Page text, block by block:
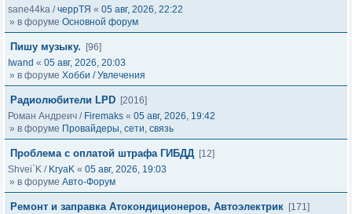
sane44ka /черрТЯ « 05 авг, 2026, 22:22
» в форуме Основной форум
Пишу музыку.
[96]
Iwand « 05 авг, 2026, 20:03
» в форуме Хобби / Увлечения
Радиолюбители LPD [2016]
Роман Андреич / Firemaks « 05 авг, 2026, 19:42
» в форуме Провайдеры, сети, связь
Проблема с оплатой штрафа ГИБДД [12]
Shvei`K / KryaK « 05 авг, 2026, 19:03
» в форуме Авто-Форум
Ремонт и заправка Атокондиционеров, Автоэлектрик [171]